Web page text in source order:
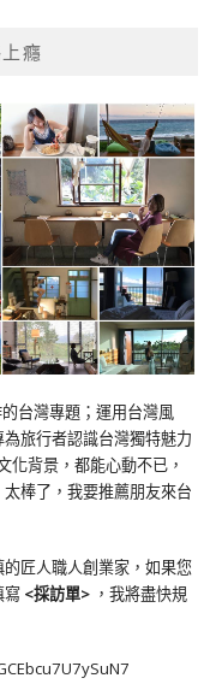
癮
的台灣專題；運用台灣風
旅行者認識台灣獨特魅力
化背景，都能心動不已，
棒了，我要推薦朋友來台
匠人職人創業家，如果您
寫 <採訪單> ，我將盡快規